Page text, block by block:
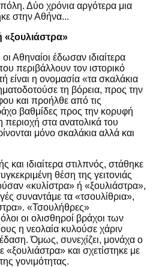
Δύο χρόνια αργότερα μια
στην Αθήνα...
«ξουλιάστρα»
Αθηναίοι έδωσαν ιδιαίτερα
περιβάλλουν τον ιστορικό
η ονομασία «τα σκαλάκια
τη βόρεια, προς την
και προήλθε από τις
βαθμίδες προς την κορυφή
στα ανατολικά του
μόνο σκαλάκια αλλά και
και ιδιαίτερα στιλπνός, στάθηκε
θέση της γειτονιάς
«κυλίστρα» ή «ξουλιάστρα»,
συναντάμε τα «τσουλίθρια»,
«Τσουλήθρες»
οι ολισθηροί βράχοι των
η νεολαία κυλούσε χάριν
Όμως, συνεχίζει, μονάχα ο
και σχετίστηκε με
γονιμότητας.